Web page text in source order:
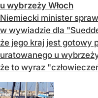
u wybrzeży Włoch
Niemiecki minister
w wywiadzie dla
że jego kraj jest gotowy
uratowanego u
że to wyraz